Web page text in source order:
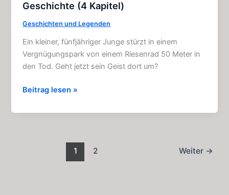
Geschichte (4 Kapitel)
Geschichten und Legenden
Ein kleiner, fünfjähriger Junge stürzt in einem
Vergnügungspark von einem Riesenrad 50 Meter in
den Tod. Geht jetzt sein Geist dort um?
Das
Schaurige
Beitrag lesen »
1 2 Weiter →